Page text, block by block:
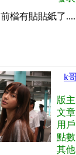
前檔有貼貼紙了....
k
版主
文
用
點
其